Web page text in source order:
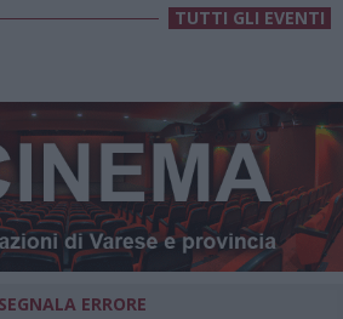
TUTTI GLI EVENTI
SEGNALA ERRORE